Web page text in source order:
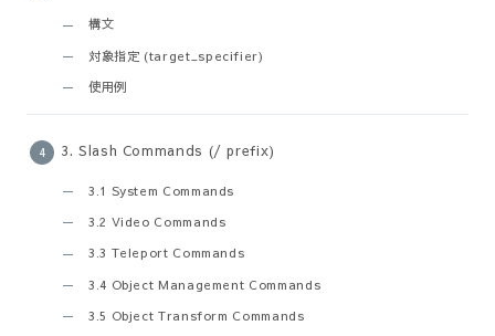
構文
対象指定 (target_specifier)
使用例
3. Slash Commands (/ prefix)
3.1 System Commands
3.2 Video Commands
3.3 Teleport Commands
3.4 Object Management Commands
3.5 Object Transform Commands